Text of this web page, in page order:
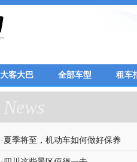
大客大巴 全部车型 租车
· 夏季将至，机动车如何做好保养